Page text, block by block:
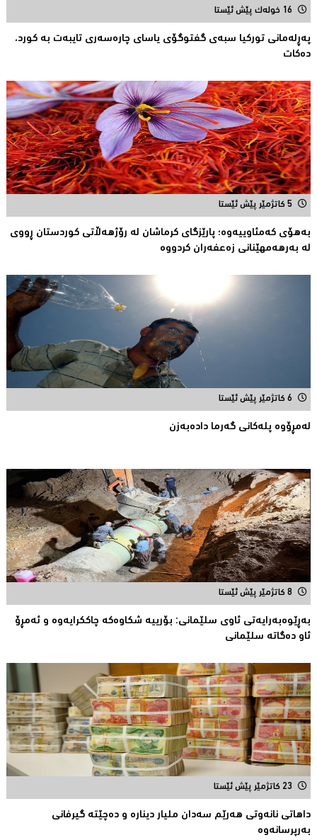
16 خولەک پێش ئێستا
پەڕلەمانی توركیا سبەی گفتوگۆی یاسای چارەسەری تایبەت بە کورد،
دەكات
5 کاتژمێر پێش ئێستا
بەهۆی کەمئاوییەوە؛ پارێزگاى کرماشان لە رۆژهەڵاتى کوردستان ڕووى
لە بەرهەمهێنانى زەعفەران کردووە
6 کاتژمێر پێش ئێستا
له‌مڕۆوه‌ پله‌كانی گه‌رما داده‌به‌زن
8 کاتژمێر پێش ئێستا
بەڕێوەبەرایەتى ئاوی سلێمانى: بۆرییە شکاوەکە چاککرایەوە و ئەمڕۆ
ئاو دەگاتە سلێمانى
23 کاتژمێر پێش ئێستا
داهاتی نانەوتی هەرێم سەدان ملیار دینارە و دەچێتە گیرفانی
بەرپرسانەوە